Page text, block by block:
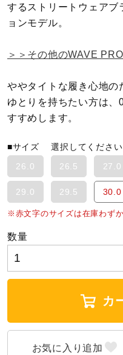
卓球
ソフトボール
柔道
ウィンタースポ
ワーキング
ライフスタイ
するストリートウェアブ
ョンモデル。
＞＞その他のWAVE
ややタイトな履き心地の
ゆとりを持ちたい方は
すすめします。
■サイズ選択してください
26.0
26.5 27.0
29.0 29.5 30.0
※赤文字のサイズは在庫わずか
数量
カ